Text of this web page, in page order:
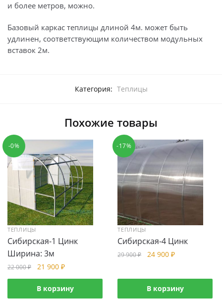
и более метров, можно.
Базовый каркас теплицы длиной 4м. может быть
удлинен, соответствующим количеством модульных
вставок 2м.
Категория: Теплицы
Похожие товары
-0%
ТЕПЛИЦЫ
Сибирская-1 Цинк
Ширина: 3м
22 000₽ 21 900 ₽
В корзину
-17%
ТЕПЛИЦЫ
Сибирская-4 Цинк
29 900₽ 24 900₽
В корзину